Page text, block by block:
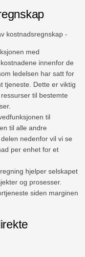
kostnadsregnskap -
med
innenfor de
ledelsen har satt for
tjeneste. Dette er viktig
til bestemte
til
til alle andre
nedenfor vil vi se
per enhet for et
hjelper selskapet
og prosesser.
siden marginen